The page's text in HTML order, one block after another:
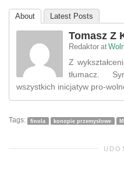
About Latest Posts
Tomasz Z
Redaktor at
Z
tłumacz.
wszystkich inicjatyw pro-
Tags: finola konopie przemysłowe